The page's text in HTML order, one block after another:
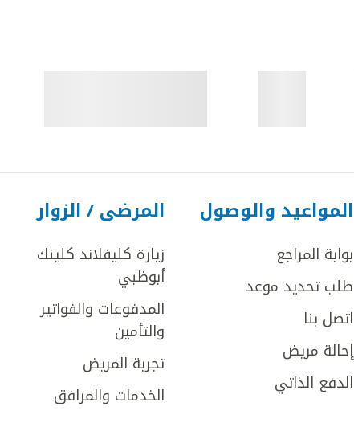
المواعيد والوصول
بوابة المراجع
طلب تحديد موعد
اتصل بنا
إحالة مريض
الدفع الذاتي
المرضى / الزوار
زيارة كليفلاند كلينك
أبوظبي
المدفوعات والفواتير
والتأمين
تجربة المريض
الخدمات والمرافق